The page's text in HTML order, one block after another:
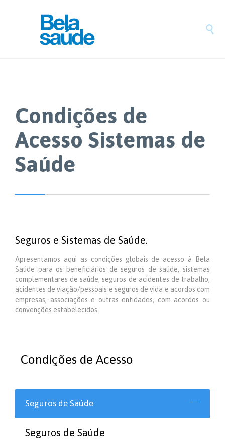

Condições de
Acesso Sistemas de
Saúde
Seguros e Sistemas de Saúde.
Apresentamos aqui as condições globais de acesso à Bela
Saúde para os beneficiários de seguros de saúde, sistemas
complementares de saúde, seguros de acidentes de trabalho,
acidentes de viação/pessoais e seguros de vida e acordos com
empresas, associações e outras entidades, com acordos ou
convenções estabelecidos.
Condições de Acesso
Seguros de Saúde
Seguros de Saúde